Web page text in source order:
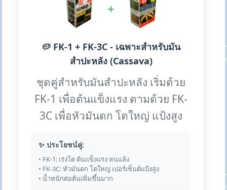
+
🥔 FK-1 + FK-3C - เฉพาะสำหรับมัน
สำปะหลัง (Cassava)
ชุดคู่สำหรับมันสำปะหลัง เริ่มด้วย
FK-1 เพื่อต้นแข็งแรง ตามด้วย FK-
3C เพื่อหัวมันดก โตใหญ่ แป้งสูง
✨ ประโยชน์คู่:
• FK-1: เร่งโต ต้นแข็งแรง ทนแล้ง
• FK-3C: หัวมันดก โตใหญ่ เปอร์เซ็นต์แป้งสูง
• น้ำหนักต่อต้นเพิ่มขึ้นมาก